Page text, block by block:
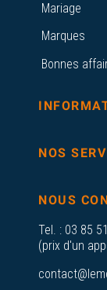
Mariage
Marques
Bonnes
NOS
NOUS
Tel. : 03 85
(prix d'un